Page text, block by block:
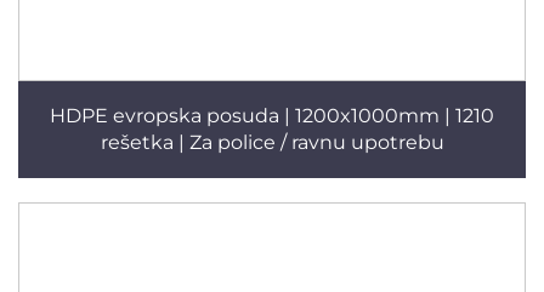
HDPE evropska posuda | 1200x1000mm | 1210
rešetka | Za police / ravnu upotrebu